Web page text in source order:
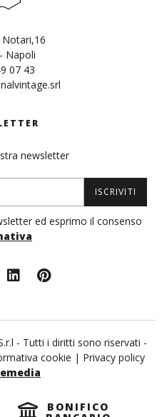
Notari,16
Napoli
07 43
newsletter
ISCRIVITI
ed esprimo il consenso
- Tutti i diritti sono riservati -
cookie | Privacy policy
BONIFICO